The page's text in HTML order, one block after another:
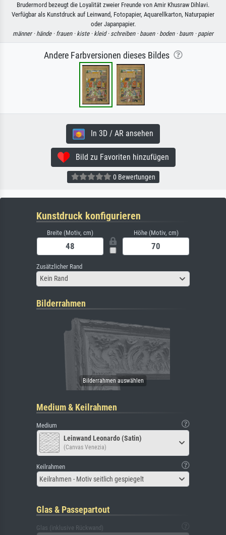
Brudermord bezeugt die Loyalität zweier Freunde von Amir Khusraw Dihlavi.
Verfügbar als Kunstdruck auf Leinwand, Fotopapier, Aquarellkarton, Naturpapier
oder Japanpapier.
männer · hände · frauen · kiste · kleid · schreiben · bauen · boden · baum · papier
Andere Farbversionen dieses Bildes
In 3D / AR ansehen
Bild zu Favoriten hinzufügen
0 Bewertungen
Kunstdruck konfigurieren
Breite (Motiv, cm) Höhe (Motiv, cm)
Zusätzlicher Rand
Kein Rand
Bilderrahmen
Medium & Keilrahmen
Medium
Leinwand Leonardo (Satin)
(Canvas Venezia)
Keilrahmen
Keilrahmen - Motiv seitlich gespiegelt
Glas & Passepartout
Glas (inklusive Rückwand)